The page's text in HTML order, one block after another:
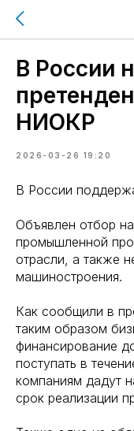
В России
НИОКР
2026-03-26 19:20
В России
Объявлен отбор
промышленной
отрасли, а также
машиностроения.
Как сообщили в
таким образом
финансирование
поступать в
компаниям дадут
срок реализации